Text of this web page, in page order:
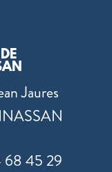
Jaures
45 29